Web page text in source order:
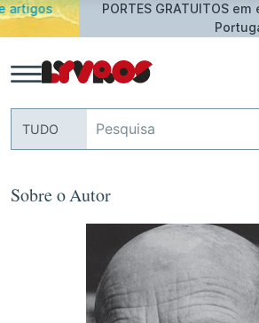
PORTES GRATUITOS em
Portugal
TUDO
Sobre o Autor